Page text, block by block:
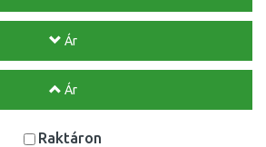
Ár
Ár
Raktáron